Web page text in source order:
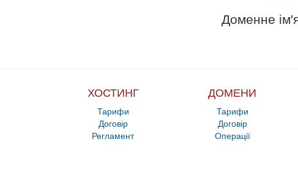
Доменне
ХОСТИНГ
Тарифи
Договір
Регламент
ДОМЕНИ
Тарифи
Договір
Операції